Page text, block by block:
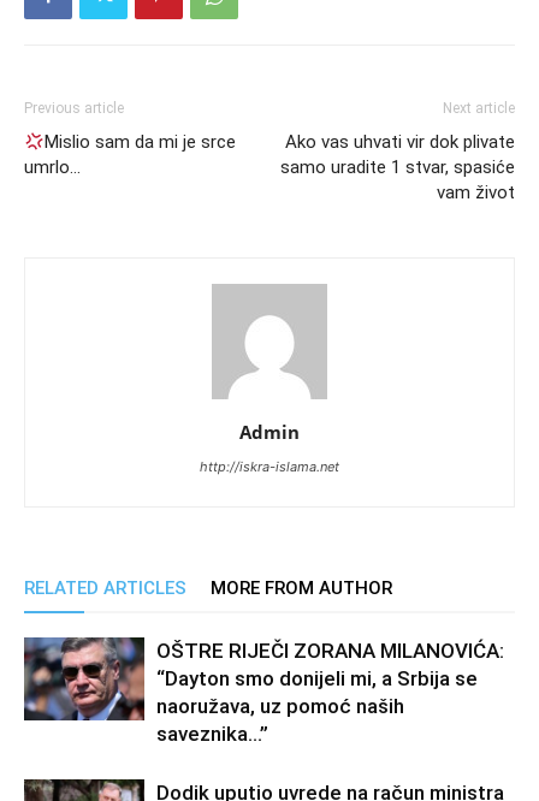
Previous article
Mislio sam da mi je srce
umrlo…
Next article
Ako vas uhvati vir dok plivate
samo uradite 1 stvar, spasiće
vam život
Admin
http://iskra-islama.net
RELATED ARTICLES MORE FROM AUTHOR
OŠTRE RIJEČI ZORANA MILANOVIĆA:
“Dayton smo donijeli mi, a Srbija se
naoružava, uz pomoć naših
saveznika…”
Dodik uputio uvrede na račun ministra